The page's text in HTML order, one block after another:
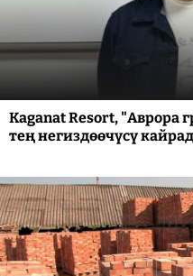
Kaganat Resort,
тең негиздөөчүсү